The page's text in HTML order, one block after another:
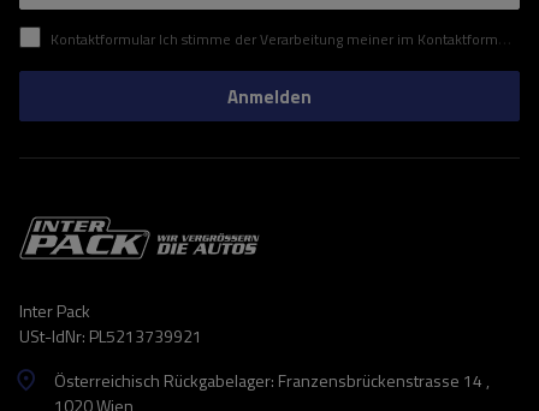
Kontaktformular Ich stimme der Verarbeitung meiner im Kontaktformular enthaltenen personenbezogenen Daten gemäß der Verordnung (EU) des Europäischen Parlaments und des Rates zu.
Anmelden
Inter Pack
USt-IdNr: PL5213739921
Österreichisch Rückgabelager: Franzensbrückenstrasse 14 ,
1020 Wien